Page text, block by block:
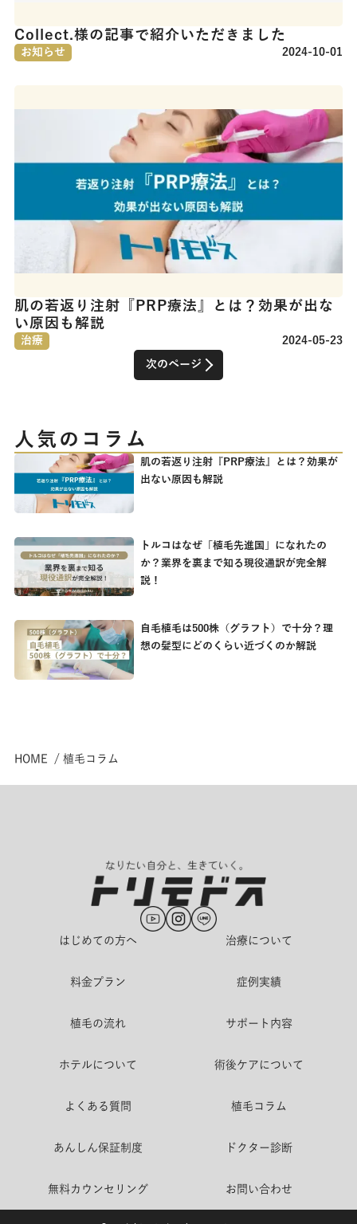
Collect.様の記事で紹介いただきました
お知らせ 2024-10-01
肌の若返り注射『PRP療法』とは？効果が出な
い原因も解説
治療
2024-05-23
次のページ
人気のコラム
肌の若返り注射『PRP療法』とは？効果が
出ない原因も解説
トルコはなぜ「植毛先進国」になれたの
か？業界を裏まで知る現役通訳が完全解
説！
自毛植毛は500株（グラフト）で十分？理
想の髪型にどのくらい近づくのか解説
HOME 植毛コラム
はじめての方へ 治療について
料金プラン 症例実績
植毛の流れ サポート内容
ホテルについて 術後ケアについて
よくある質問 植毛コラム
あんしん保証制度 ドクター診断
無料カウンセリング お問い合わせ